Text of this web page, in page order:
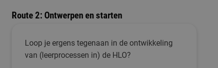
Route 2: Ontwerpen en starten
Loop je ergens tegenaan in de ontwikkeling
van (leerprocessen in) de HLO?